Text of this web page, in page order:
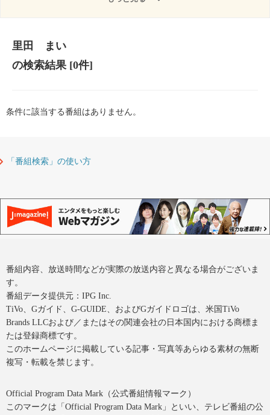
里田 まい
の検索結果[0件]
条件に該当する番組はありません。
「番組検索」の使い方
番組内容、放送時間などが実際の放送内容と異なる場合がございま
す。
番組データ提供元：IPG Inc.
TiVo、Gガイド、G-GUIDE、およびGガイドロゴは、米国TiVo
Brands LLCおよび／またはその関連会社の日本国内における商標ま
たは登録商標です。
このホームページに掲載している記事・写真等あらゆる素材の無断
複写・転載を禁じます。
Official Program Data Mark（公式番組情報マーク）
このマークは「Official Program Data Mark」といい、テレビ番組の公